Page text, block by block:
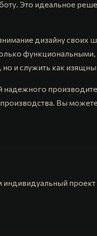
Это идеальное
дизайну
и служить как
надежного
Вы
проект